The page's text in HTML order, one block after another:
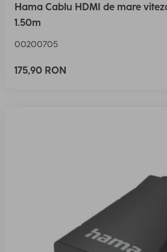
Hama Cablu HDMI de mare
1.50m
00200705
175,90 RON